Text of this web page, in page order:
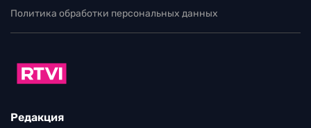
Политика обработки персональных данных
Редакция